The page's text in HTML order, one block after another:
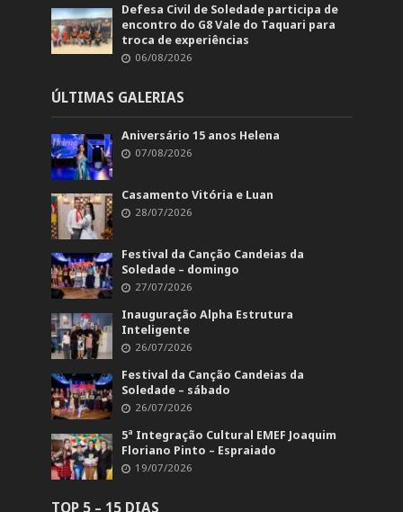
Defesa Civil de Soledade participa de
encontro do G8 Vale do Taquari para
troca de experiências
06/08/2026
ÚLTIMAS GALERIAS
Aniversário 15 anos Helena
07/08/2026
Casamento Vitória e Luan
28/07/2026
Festival da Canção Candeias da
Soledade – domingo
27/07/2026
Inauguração Alpha Estrutura
Inteligente
26/07/2026
Festival da Canção Candeias da
Soledade – sábado
26/07/2026
5ª Integração Cultural EMEF Joaquim
Floriano Pinto – Espraiado
19/07/2026
TOP 5 – 15 DIAS